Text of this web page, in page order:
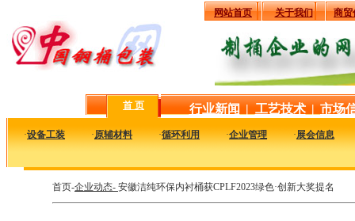
网站首页 关于我们 商贸
首 页 行业新闻 | 工艺技术 | 市场
·设备工装 ·原辅材料 ·循环利用 ·企业管理 ·展会信息
首页-企业动态- 安徽洁纯环保内衬桶获CPLF2023绿色·创新大奖提名